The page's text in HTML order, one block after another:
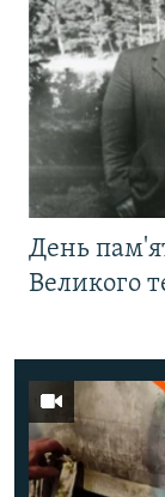
День
Великого